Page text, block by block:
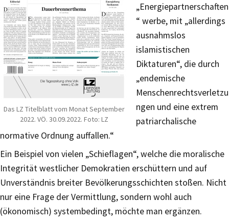
Das LZ Titelblatt vom Monat September
2022. VÖ. 30.09.2022. Foto: LZ
„Energiepartnerschaften
“ werbe, mit „allerdings
ausnahmslos
islamistischen
Diktaturen“, die durch
„endemische
Menschenrechtsverletzu
ngen und eine extrem
patriarchalische
normative Ordnung auffallen.“
Ein Beispiel von vielen „Schieflagen“, welche die moralische
Integrität westlicher Demokratien erschüttern und auf
Unverständnis breiter Bevölkerungsschichten stoßen. Nicht
nur eine Frage der Vermittlung, sondern wohl auch
(ökonomisch) systembedingt, möchte man ergänzen.